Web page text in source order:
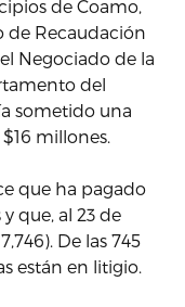
de Coamo,
de Recaudación
Negociado de la
del
sometido una
millones.
que ha pagado
que, al 23 de
De las 745
están en litigio.